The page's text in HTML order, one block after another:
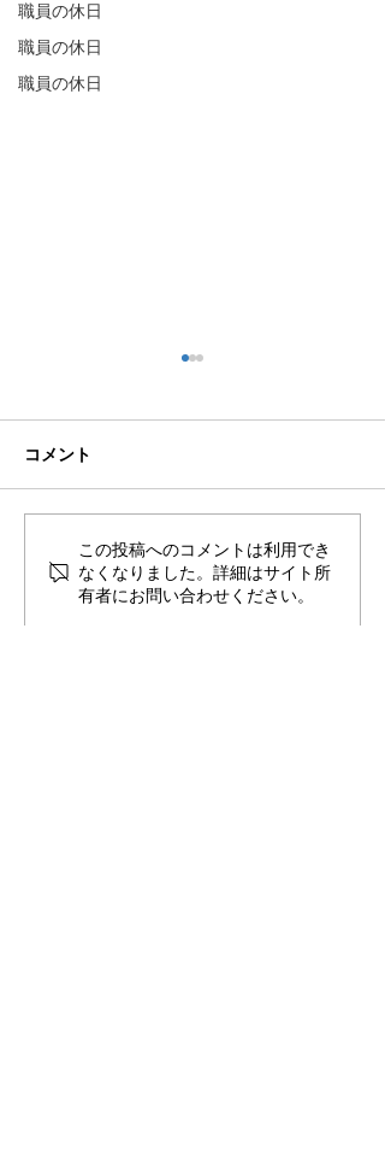
職員の休日
職員の休日
職員の休日
🌊ハガネの肉体を持つ職
員、岩瀬道へ！
コメント
この投稿へのコメントは利用でき
なくなりました。詳細はサイト所
有者にお問い合わせください。